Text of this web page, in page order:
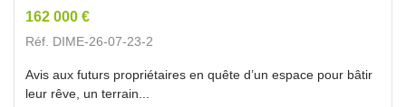
162 000 €
Réf. DIME-26-07-23-2
Avis aux futurs propriétaires en quête d’un espace pour bâtir
leur rêve, un terrain...